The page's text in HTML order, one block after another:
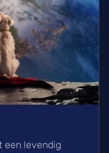
een levendig